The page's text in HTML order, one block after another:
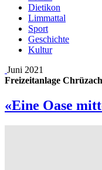
Dietikon
Limmattal
Sport
Geschichte
Kultur
Juni 2021
Freizeitanlage
«Eine Oase